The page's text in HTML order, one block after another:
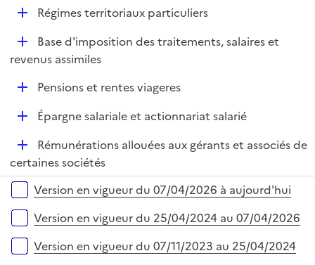
i
e
p
i
e
r
D
l
Régimes territoriaux particuliers
D
é
Base d'imposition des traitements, salaires et
revenus assimiles
D
e
r
Pensions et rentes viageres
D
l
e
r
Épargne salariale et actionnariat salarié
D
é
p
e
r
Rémunérations allouées aux gérants et associés de
certaines sociétés
Versions sur la période
Version en vigueur du 07/04/2026 à aujourd'hui
Version en vigueur du 25/04/2024 au 07/04/2026
Version en vigueur du 07/11/2023 au 25/04/2024